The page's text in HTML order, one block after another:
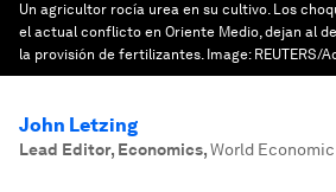
Un agricultor rocía urea en su cultivo. Los
el actual conflicto en Oriente Medio, dejan al
la provisión de fertilizantes. Image: REUTERS/
John Letzing
Lead Editor, Economics,World